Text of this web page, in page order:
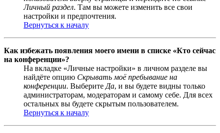
Личный раздел. Там вы можете изменить все свои
настройки и предпочтения.
Вернуться к началу
Как избежать появления моего имени в списке «Кто сейчас
на конференции»?
На вкладке «Личные настройки» в личном разделе вы
найдёте опцию Скрывать моё пребывание на
конференции. Выберите Да, и вы будете видны только
администраторам, модераторам и самому себе. Для всех
остальных вы будете скрытым пользователем.
Вернуться к началу